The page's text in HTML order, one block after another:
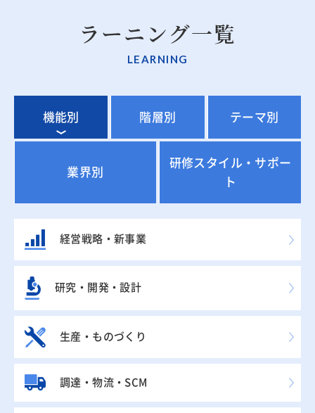
ラーニング一覧
LEARNING
機能別 階層別 テーマ別
業界別
研修スタイル・サポー
ト
経営戦略・新事業
研究・開発・設計
生産・ものづくり
調達・物流・SCM